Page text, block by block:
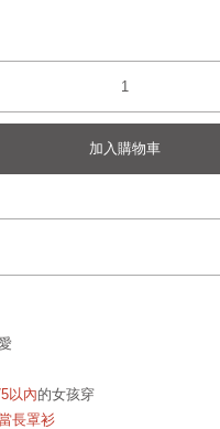
加入購物車
以內的女孩穿
長罩衫